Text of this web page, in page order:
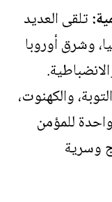
تلقى العديد
وشرق أوروبا
والكهنوت،
للمؤمن
وسرية